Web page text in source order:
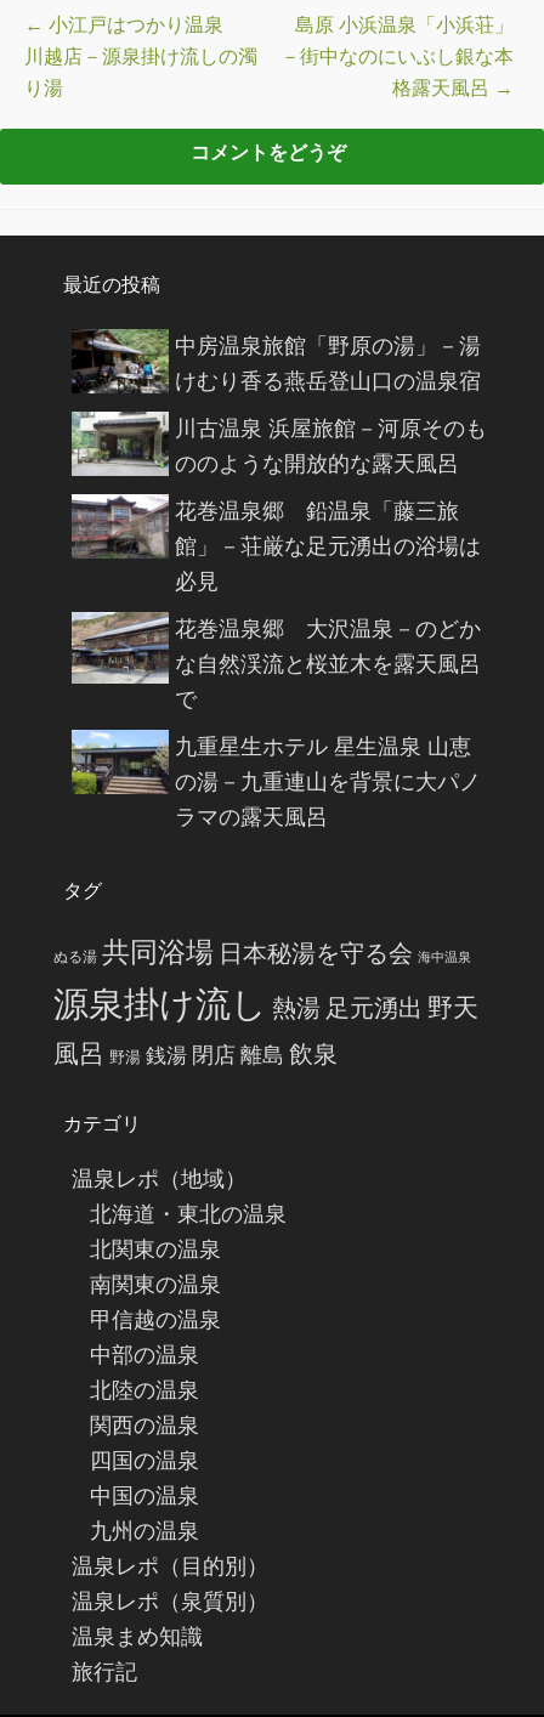
投稿ナビゲーション
← 小江戸はつかり温泉
川越店－源泉掛け流しの濁
り湯
島原 小浜温泉「小浜荘」
－街中なのにいぶし銀な本
格露天風呂 →
最近の投稿
中房温泉旅館「野原の湯」－湯
けむり香る燕岳登山口の温泉宿
川古温泉 浜屋旅館－河原そのも
ののような開放的な露天風呂
花巻温泉郷 鉛温泉「藤三旅
館」－荘厳な足元湧出の浴場は
必見
花巻温泉郷 大沢温泉－のどか
な自然渓流と桜並木を露天風呂
で
九重星生ホテル 星生温泉 山恵
の湯－九重連山を背景に大パノ
ラマの露天風呂
タグ
ぬる湯 共同浴場 日本秘湯を守る会 海中温泉
源泉掛け流し 熱湯 足元湧出 野天
風呂 野湯 銭湯 閉店 離島 飲泉
カテゴリ
温泉レポ（地域）
北海道・東北の温泉
北関東の温泉
南関東の温泉
甲信越の温泉
中部の温泉
北陸の温泉
関西の温泉
四国の温泉
中国の温泉
九州の温泉
温泉レポ（目的別）
温泉レポ（泉質別）
温泉まめ知識
旅行記